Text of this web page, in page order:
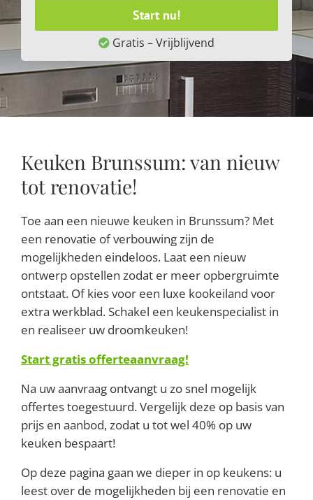
Start nu!
Gratis – Vrijblijvend
Keuken Brunssum: van nieuw
tot renovatie!
Toe aan een nieuwe keuken in Brunssum? Met
een renovatie of verbouwing zijn de
mogelijkheden eindeloos. Laat een nieuw
ontwerp opstellen zodat er meer opbergruimte
ontstaat. Of kies voor een luxe kookeiland voor
extra werkblad. Schakel een keukenspecialist in
en realiseer uw droomkeuken!
Start gratis offerteaanvraag!
Na uw aanvraag ontvangt u zo snel mogelijk
offertes toegestuurd. Vergelijk deze op basis van
prijs en aanbod, zodat u tot wel 40% op uw
keuken bespaart!
Op deze pagina gaan we dieper in op keukens: u
leest over de mogelijkheden bij een renovatie en